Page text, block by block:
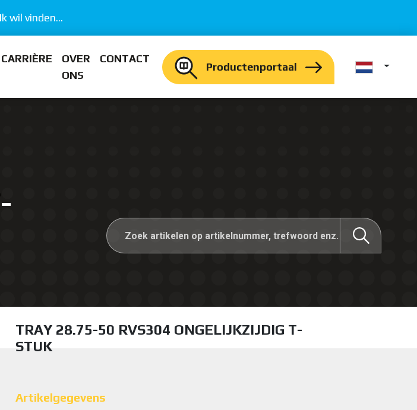
Ik wil vinden...
CARRIÈRE
OVER
ONS
CONTACT
Productenportaal
TRAY 28.75-50 RVS304 ONGELIJKZIJDIG T-
STUK
Artikelgegevens